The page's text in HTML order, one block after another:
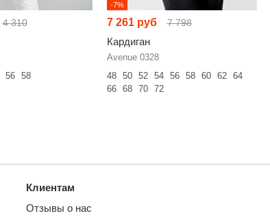
4 310
56 58
-7%
7 261 руб 7 798
Кардиган
Avenue 0328
48
50 52 54 56 58 60 62
64
66
68 70 72
Клиентам
Отзывы о нас